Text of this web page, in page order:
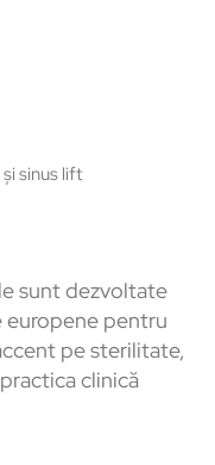
sinus lift
sunt dezvoltate
pentru
pe sterilitate,
clinică